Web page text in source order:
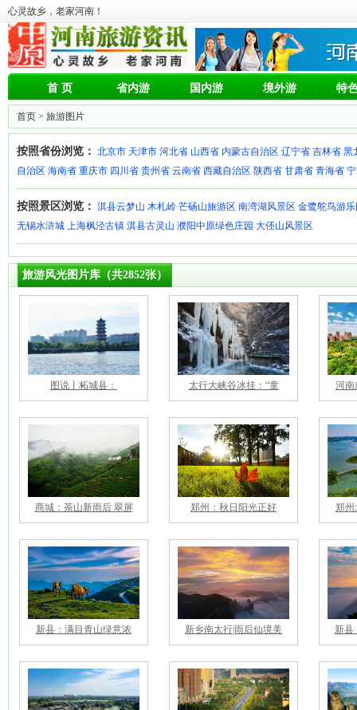
心灵故乡，老家河南！
首 页 省内游 国内游 境外游 特
首页 > 旅游图片
按照省份浏览： 北京市 天津市 河北省 山西省 内蒙古自治区 辽宁省 吉林省 黑
自治区 海南省 重庆市 四川省 贵州省 云南省 西藏自治区 陕西省 甘肃省 青海省
按照景区浏览： 淇县云梦山 木札岭 芒砀山旅游区 南湾湖风景区 金鹭鸵鸟游
无锡水浒城 上海枫泾古镇 淇县古灵山 濮阳中原绿色庄园 大伾山风景区
旅游风光图片库（共2852张）
图说丨柘城县：‌ 太行大峡谷冰挂：“童 河南
商城：茶山新雨后 翠屏 郑州：秋日阳光正好 郑州
新县：满目青山绿意浓 新乡南太行|雨后仙境美 新县